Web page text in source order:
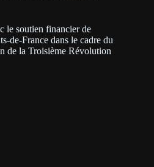
le soutien financier de
de-France dans le cadre du
de la Troisième Révolution